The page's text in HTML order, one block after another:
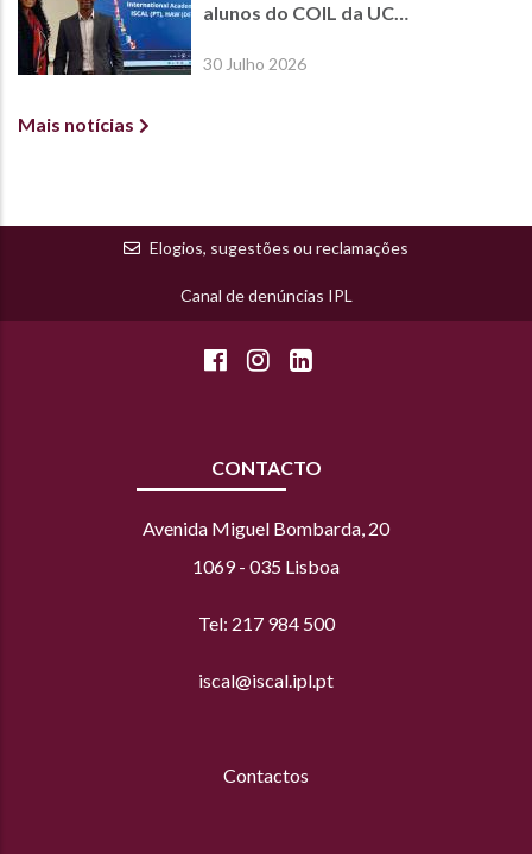
alunos do COIL da UC
30 Julho 2026
Mais notícias
Elogios, sugestões ou reclamações
Canal de denúncias IPL
CONTACTO
Avenida Miguel Bombarda, 20
1069 - 035 Lisboa
Tel: 217 984 500
iscal@iscal.ipl.pt
Contactos